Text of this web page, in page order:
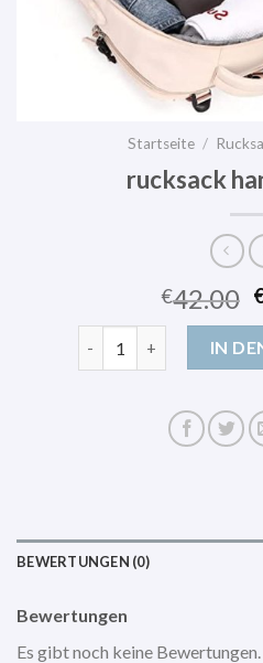
Startseite /
rucksack
€42.00
rucksack handgepäck
IN
BEWERTUNGEN (0)
Bewertungen
Es gibt noch keine Bewertungen.